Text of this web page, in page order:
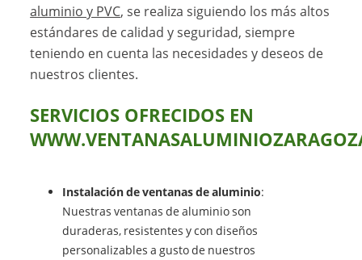
aluminio y PVC, se realiza siguiendo los más altos
estándares de calidad y seguridad, siempre
teniendo en cuenta las necesidades y deseos de
nuestros clientes.
SERVICIOS OFRECIDOS EN
Instalación de ventanas de aluminio:
Nuestras ventanas de aluminio son
duraderas, resistentes y con diseños
personalizables a gusto de nuestros